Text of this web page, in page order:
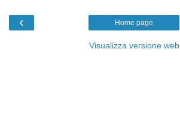
‹ Home page
Visualizza versione web